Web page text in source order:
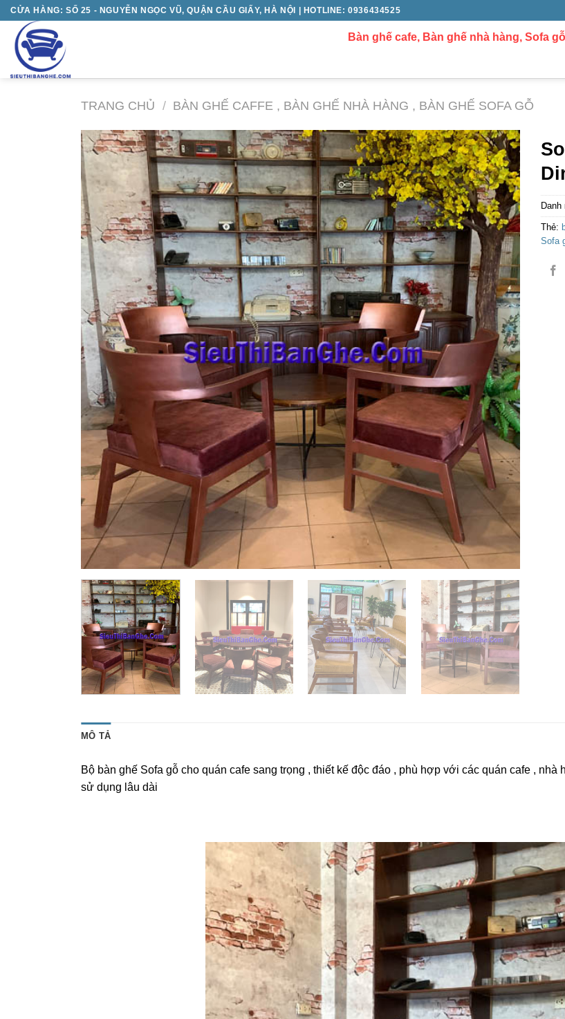
Chuyển
dung
CỬA HÀNG: SỐ 25 - NGUYỄN NGỌC VŨ, QUẬN CẦU GIẤY, HÀ NỘI | HOTLINE: 0936434525
Bàn ghế cafe, Bàn ghế nhà hàng, Sofa gỗ
TRANG CHỦ / BÀN GHẾ CAFFE , BÀN GHẾ NHÀ HÀNG , BÀN GHẾ SOFA GỖ
Danh
Thẻ:
Sofa
MÔ TẢ
Bộ bàn ghế Sofa gỗ cho quán cafe sang trọng , thiết kế độc đáo , phù hợp với các quán cafe ,
sử dụng lâu dài